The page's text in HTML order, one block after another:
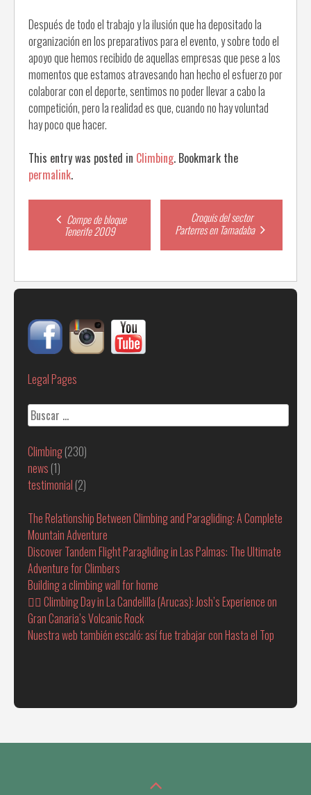
Después de todo el trabajo y la ilusión que ha depositado la
organización en los preparativos para el evento, y sobre todo el
apoyo que hemos recibido de aquellas empresas que pese a los
momentos que estamos atravesando han hecho el esfuerzo por
colaborar con el deporte, sentimos no poder llevar a cabo la
competición, pero la realidad es que, cuando no hay voluntad
hay poco que hacer.
This entry was posted in Climbing. Bookmark the
permalink.
Post
navigation
Compe de bloque
Tenerife 2009
Croquis del sector
Parterres en Tamadaba
Legal Pages
Buscar:
Climbing(230)
news (1)
testimonial (2)
The Relationship Between Climbing and Paragliding: A Complete
Mountain Adventure
Discover Tandem Flight Paragliding in Las Palmas: The Ultimate
Adventure for Climbers
Building a climbing wall for home
🧗‍♂️ Climbing Day in La Candelilla (Arucas): Josh’s Experience on
Gran Canaria’s Volcanic Rock
Nuestra web también escaló: así fue trabajar con Hasta el Top